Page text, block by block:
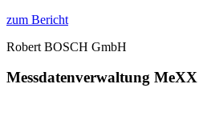
zum Bericht
Robert BOSCH GmbH
Mess­datenver­waltung MeXX